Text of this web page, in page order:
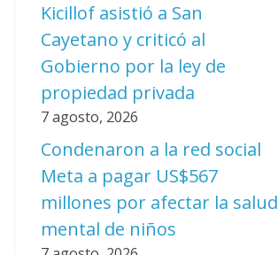
Kicillof asistió a San
Cayetano y criticó al
Gobierno por la ley de
propiedad privada
7 agosto, 2026
Condenaron a la red social
Meta a pagar US$567
millones por afectar la salud
mental de niños